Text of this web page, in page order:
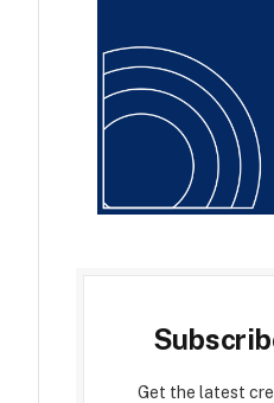
Get the latest